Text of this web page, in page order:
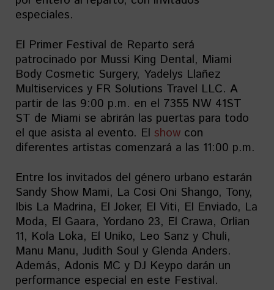
especiales.
El Primer Festival de Reparto será
patrocinado por Mussi King Dental, Miami
Body Cosmetic Surgery, Yadelys Llañez
Multiservices y FR Solutions Travel LLC. A
partir de las 9:00 p.m. en el 7355 NW 41ST
ST de Miami se abrirán las puertas para todo
el que asista al evento. El show con
diferentes artistas comenzará a las 11:00 p.m.
Entre los invitados del género urbano estarán
Sandy Show Mami, La Cosi Oni Shango, Tony,
Ibis La Madrina, El Joker, El Viti, El Enviado, La
Moda, El Gaara, Yordano 23, El Crawa, Orlian
11, Kola Loka, El Uniko, Leo Sanz y Chuli,
Manu Manu, Judith Soul y Glenda Anders.
Además, Adonis MC y DJ Keypo darán un
performance especial en este Festival.